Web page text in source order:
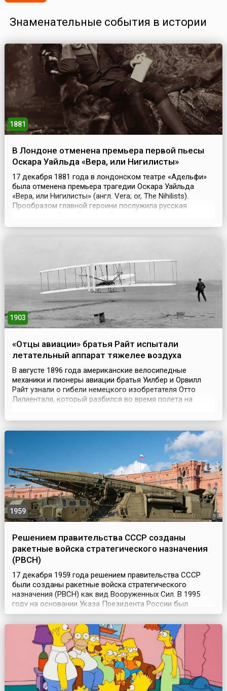
Знаменательные события в истории
1881
В Лондоне отменена премьера первой пьесы
Оскара Уайльда «Вера, или Нигилисты»
17 декабря 1881 года в лондонском театре «Адельфи»
была отменена премьера трагедии Оскара Уайльда
«Вера, или Нигилисты» (англ. Vera; or, The Nihilists).
Прообразом главной героини послужила русская
политическим причинам. В марте 1881 года от рук
1903
«Отцы авиации» братья Райт испытали
летательный аппарат тяжелее воздуха
В августе 1896 года американские велосипедные
механики и пионеры авиации братья Уилбер и Орвилл
Райт узнали о гибели немецкого изобретателя Отто
Лилиенталя, который разбился во время полета на
укрепило их в мысли создать летательный аппарат
управления. Братья Райт разработали систему горизон...
1959
Решением правительства СССР созданы
ракетные войска стратегического назначения
(РВСН)
17 декабря 1959 года решением правительства СССР
были созданы ракетные войска стратегического
назначения (РВСН) как вид Вооруженных Сил. В 1995
году на основании Указа Президента России был
установлен праздник стратегических ракетчиков — День
РВСН, который отмечается 17 декабря. Вообще история
РВСН неразрывно связана с развитием ракетного и
ракетно-ядерного оружия. Материальной основой
создани...